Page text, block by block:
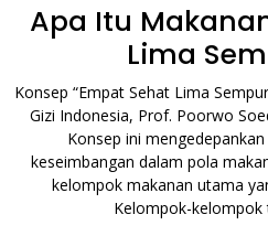
Apa Itu
Lima
Konsep “Empat Sehat Lima
Gizi Indonesia, Prof. Poorwo
Konsep ini
keseimbangan dalam pola
kelompok makanan utama
Kelompok-kelompok